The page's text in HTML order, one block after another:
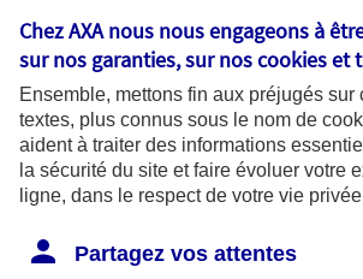
Coordonnées de l'Autorité de
prudentiel et de résolution
Place de Budapest - CS 92459
Paris Cedex 09. Le détail des
recours et de réclamation et les
disponibles sur le site axa.fr.
Chez AXA nous nous engageons à
sur nos garanties, sur noscookies et
Ensemble, mettons fin aux préjugés sur
textes, plus connus sous le nom de
aident à traiter des informations
la sécurité du site et faire évoluer votre
ligne, dans le respect de votre vie
Partagez vos attentes